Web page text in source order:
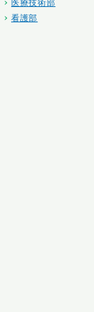
医療技術部
看護部